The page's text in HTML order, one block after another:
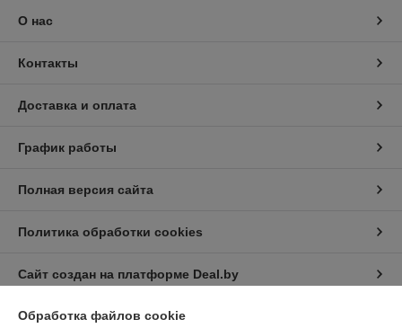
О нас
Контакты
Доставка и оплата
График работы
Полная версия сайта
Политика обработки cookies
Сайт создан на платформе Deal.by
Обработка файлов cookie